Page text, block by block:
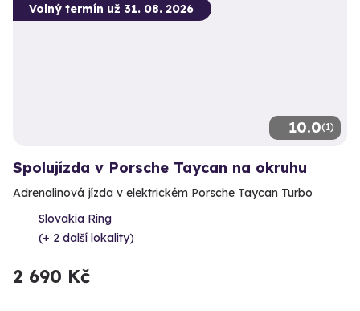
10.0(1)
Volný termín už 31. 08. 2026
Spolujízda v Porsche Taycan na okruhu
Adrenalinová jízda v elektrickém Porsche Taycan Turbo
Slovakia Ring
(+ 2 další lokality)
2 690 Kč